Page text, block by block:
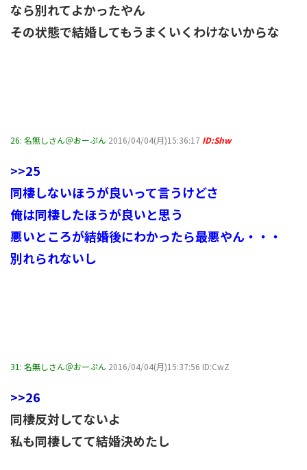
なら別れてよかったやん
その状態で結婚してもうまくいくわけないからな
26: 名無しさん＠おーぷん 2016/04/04(月)15:36:17 ID:Shw
>>25
同棲しないほうが良いって言うけどさ
俺は同棲したほうが良いと思う
悪いところが結婚後にわかったら最悪やん・・・
別れられないし
31: 名無しさん＠おーぷん 2016/04/04(月)15:37:56 ID:CwZ
>>26
同棲反対してないよ
私も同棲してて結婚決めたし